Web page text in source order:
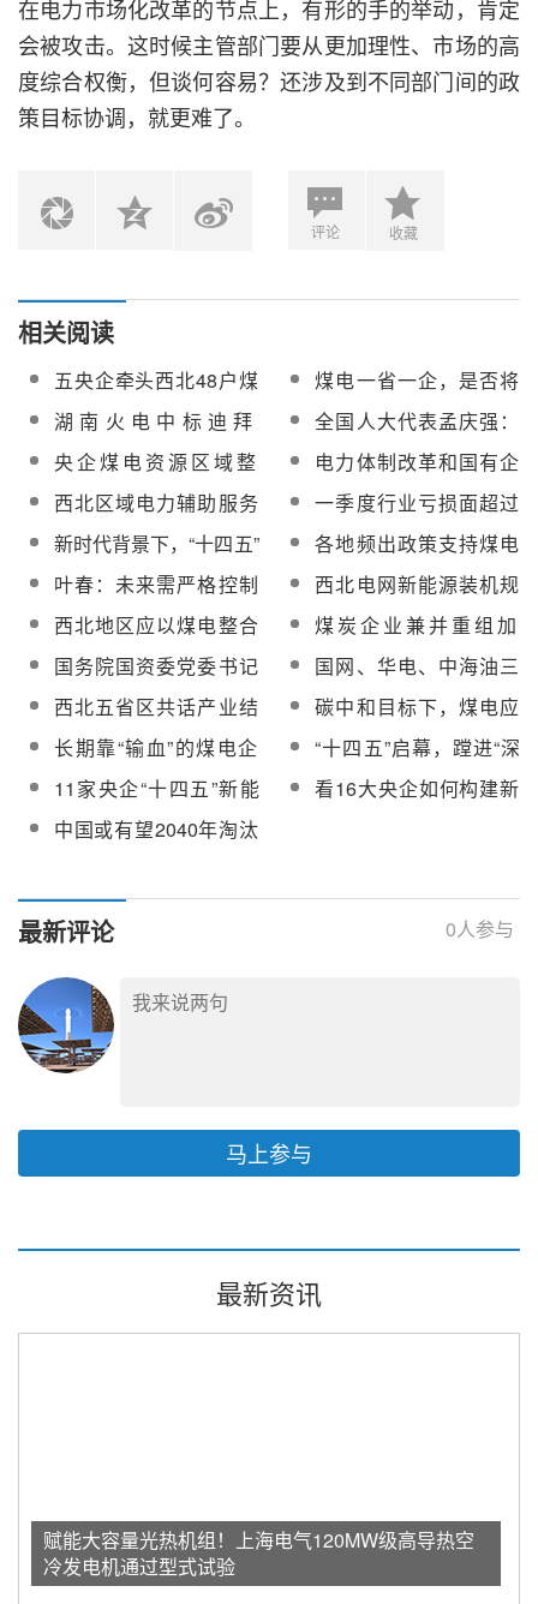
在电力市场化改革的节点上，有形的手的举动，肯定
会被攻击。这时候主管部门要从更加理性、市场的高
度综合权衡，但谈何容易？还涉及到不同部门间的政
策目标协调，就更难了。
评论 收藏
相关阅读
五央企牵头西北48户煤
电企业整合，形成“一家
央企一个省区”格局
煤电一省一企，是否将
造成垄断？
湖南火电中标迪拜
950MW光热光伏混合电
站项目施工F标段工程
全国人大代表孟庆强：
推动新能源上网电价与
火电标杆电价“脱钩”
央企煤电资源区域整
合，西北电力市场会否
受影响？
电力体制改革和国有企
业改革有何关系？
西北区域电力辅助服务
市场已形成多主体参
与、多方受益的良性循
环
一季度行业亏损面超过
四成，煤企该如何减
负？
新时代背景下，“十四五”
期间煤电应少建还是不
建？
各地频出政策支持煤电
联营发展，能否有效解
决煤电矛盾？
叶春：未来需严格控制
东中部煤电建设，推进
西部、北部煤电基地集
约开发
西北电网新能源装机规
模突破1亿千瓦
西北地区应以煤电整合
为契机，重回厂网一体
化经营
煤炭企业兼并重组加
速，如何实现“1+1＞
2”？
国务院国资委党委书记
郝鹏：上半年央企发电
量已恢复到去年同期水
平的98%以上
国网、华电、中海油三
大能源央企低调“换将”！
西北五省区共话产业结
构优化升级
碳中和目标下，煤电应
如何自处？
长期靠“输血”的煤电企
业，扭亏之路该如何
走？
“十四五”启幕，蹚进“深
水区”的电改还要啃哪些
“硬骨头”？
11家央企“十四五”新能
源规划详情解析
看16大央企如何构建新
中国或有望2040年淘汰
最新评论 0人参与
马上参与
最新资讯
赋能大容量光热机组！上海电气120MW级高导热空
冷发电机通过型式试验